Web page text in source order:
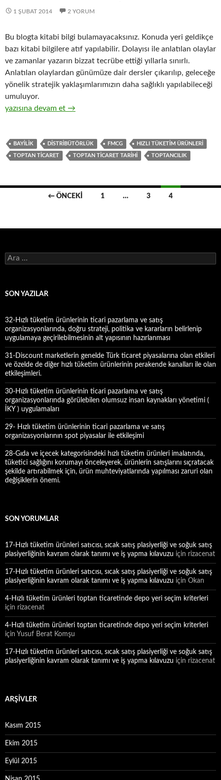
1 ŞUBAT 2014 2 YORUM
Bu blogta kitabi bilgi bulamayacaksınız. Konuda yeri geldikçe
bazı kitabi bilgilere atıf yapılabilir. Dolayısı ile anlatılan olaylar
ve zamanlar yazarın bizzat tecrübe ettiği yıllarla sınırlı.
Anlatılan olaylardan günümüze dair dersler çıkarılıp, geleceğe
yönelik stratejik yaklaşımlarımızın daha sağlıklı yapılabileceği
umuluyor.
1-Hızlı tüketim ürünlerinin ( FMCG ) toptan ticaretinin tarihsel
yazısına devam et →
BAYILIK DISTRIBÜTÖRLÜK FMCG HIZLI TÜKETIM ÜRÜNLERI
TOPTAN TICARET TOPTAN TICARET TARIHI TOPTANCILIK
dolaşımı
← ÖNCEKI 1 … 3 4
A
r
a
SON YAZILAR
32-Hızlı tüketim ürünlerinin ticari pazarlama ve satış
organizasyonlarında, doğru strateji, politika ve kararların belirlenip
uygulamaya geçirilebilmesinin alt yapısının hazırlanması
31-Discount marketlerin genelde Türk ticaret piyasalarına olan etkileri
ve özelde de diğer hızlı tüketim ürünlerinin perakende kanalları ile olan
etkileşimleri.
30-Hızlı tüketim ürünlerinin ticari pazarlama ve satış
organizasyonlarında görülebilen olumsuz insan kaynakları yönetimi (
İKY ) uygulamaları
29- Hızlı tüketim ürünlerinin ticari pazarlama ve satış
organizasyonlarının spot piyasalar ile etkileşimi
28-Gıda ve içecek kategorisindeki hızlı tüketim ürünleri imalatında,
tüketici sağlığını korumayı önceleyerek, ürünlerin satışlarını sıçratacak
şekilde artırabilmek için, ürün muhteviyatlarında yapılması zaruri olan
değişiklerin önemi.
SON YORUMLAR
17-Hızlı tüketim ürünleri satıcısı, sıcak satış plasiyerliği ve soğuk satış
plasiyerliğinin kavram olarak tanımı ve iş yapma kılavuzu için rizacenat
17-Hızlı tüketim ürünleri satıcısı, sıcak satış plasiyerliği ve soğuk satış
plasiyerliğinin kavram olarak tanımı ve iş yapma kılavuzu için Okan
4-Hızlı tüketim ürünleri toptan ticaretinde depo yeri seçim kriterleri
için rizacenat
4-Hızlı tüketim ürünleri toptan ticaretinde depo yeri seçim kriterleri
için Yusuf Berat Komşu
17-Hızlı tüketim ürünleri satıcısı, sıcak satış plasiyerliği ve soğuk satış
plasiyerliğinin kavram olarak tanımı ve iş yapma kılavuzu için rizacenat
ARŞIVLER
Kasım 2015
Ekim 2015
Eylül 2015